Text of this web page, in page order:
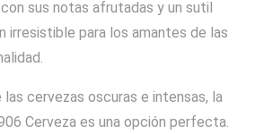
sus notas afrutadas y un sutil
irresistible para los amantes de las
cervezas oscuras e intensas, la
Cerveza es una opción perfecta.